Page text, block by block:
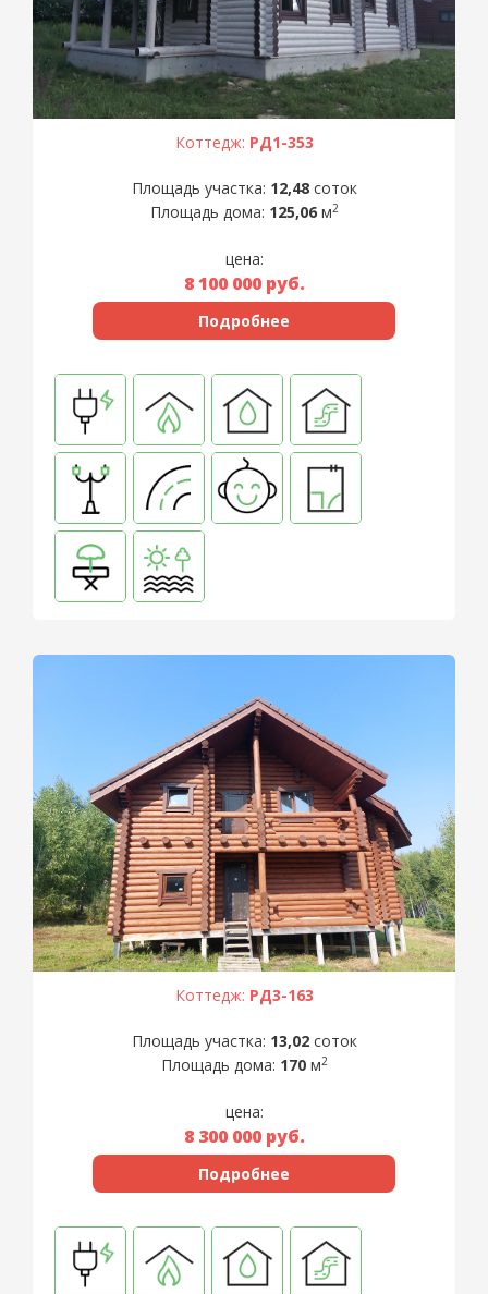
Коттедж: РД1-353
Площадь участка: 12,48соток
Площадь дома: 125,06м2
цена:
8 100 000руб.
Подробнее
Коттедж: РД3-163
Площадь участка: 13,02соток
Площадь дома: 170м2
цена:
8 300 000руб.
Подробнее